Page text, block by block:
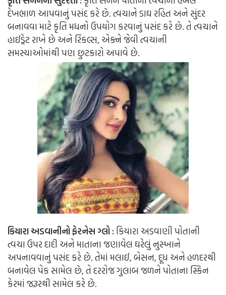
દેખભાળ આપવાનું પસંદ કરે છે. ત્વચાને ડાઘ રહિત અને સુંદર
બનાવવા માટે કૃતિ મધનો ઉપયોગ કરવાનું પસંદ કરે છે. તે ત્વચાને
હાઈડ્રેટ રાખે છે અને રિંકલ્સ, એક્ને જેવી ત્વચાની
સમસ્યાઓમાંથી પણ છુટકારો અપાવે છે.
કિયારા અડવાનીનો ફેરનેસ ગ્લો :કિયારા અડવાણી પોતાની
ત્વચા ઉપર દાદી અને માતાના જણાવેલ ઘરેલું નુસ્ખાને
અપનાવવાનું પસંદ કરે છે. તેમાં મલાઈ, બેસન, દૂધ અને હળદરથી
બનાવેલ પેક સામેલ છે, તે દરરોજ ગુલાબ જળને પોતાના સ્કિન
કેરમાં જરૂરથી સામેલ કરે છે.